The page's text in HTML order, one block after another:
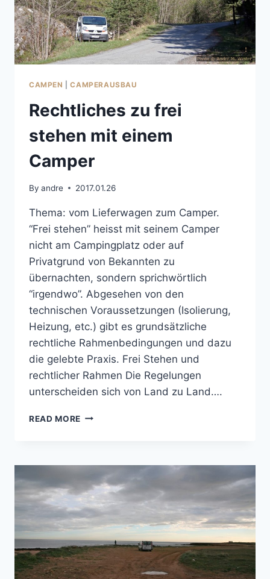
CAMPEN |CAMPERAUSBAU
Rechtliches zu frei
stehen mit einem
Camper
By andre 2017.01.26
Thema: vom Lieferwagen zum Camper.
“Frei stehen” heisst mit seinem Camper
nicht am Campingplatz oder auf
Privatgrund von Bekannten zu
übernachten, sondern sprichwörtlich
“irgendwo”. Abgesehen von den
technischen Voraussetzungen (Isolierung,
Heizung, etc.) gibt es grundsätzliche
rechtliche Rahmenbedingungen und dazu
die gelebte Praxis. Frei Stehen und
rechtlicher Rahmen Die Regelungen
unterscheiden sich von Land zu Land….
READ MORE RECHTLICHES
MIT
EINEM
CAMPER